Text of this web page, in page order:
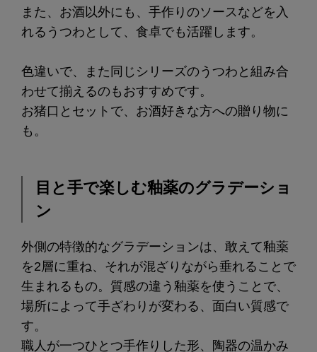
また、お酒以外にも、手作りのソースなどを入
れるうつわとして、食卓でも活躍します。
色違いで、また同じシリーズのうつわと組み合
わせて揃えるのもおすすめです。
お猪口とセットで、お酒好きな方への贈り物に
も。
目と手で楽しむ釉薬のグラデーショ
ン
外側の特徴的なグラデーションは、敢えて釉薬
を2層に重ね、それが混ざりながら垂れることで
生まれるもの。質感の違う釉薬を使うことで、
場所によって手ざわりが変わる、面白い質感で
す。
職人が一つひとつ手作りした形、陶器の温かみ